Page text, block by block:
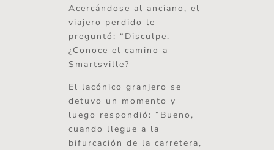
Acercándose al anciano, el
viajero perdido le
preguntó: “Disculpe.
¿Conoce el camino a
Smartsville?
El lacónico granjero se
detuvo un momento y
luego respondió: “Bueno,
cuando llegue a la
bifurcación de la carretera,